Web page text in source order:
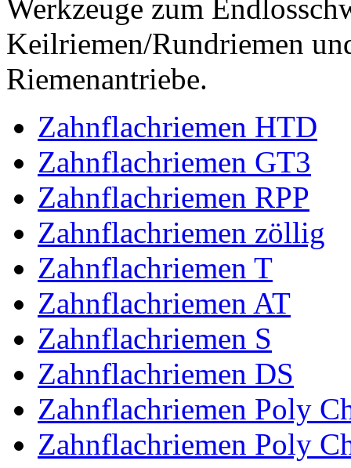
Werkzeuge zum
Keilriemen/Rundriemen
Riemenantriebe.
Zahnflachriemen HTD
Zahnflachriemen GT3
Zahnflachriemen RPP
Zahnflachriemen zöllig
Zahnflachriemen T
Zahnflachriemen AT
Zahnflachriemen S
Zahnflachriemen DS
Zahnflachriemen Poly
Zahnflachriemen Poly